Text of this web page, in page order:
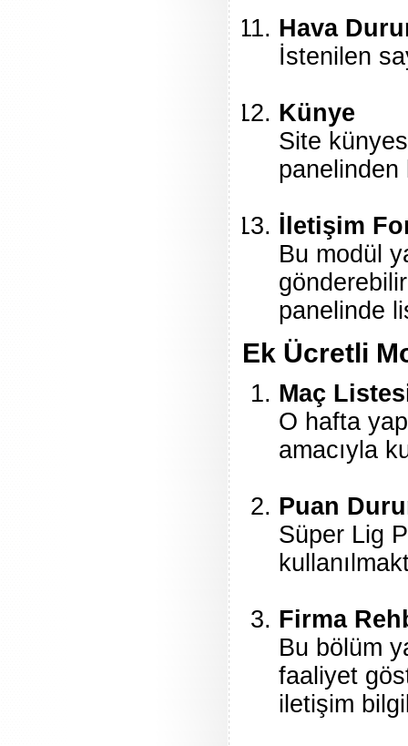
Hava
İstenilen
Künye
Site
İletişim
Bu modül
panelinde
Ek Ücretli
Maç
O hafta
amacıyla
Puan
Süper Lig
Firma
Bu bölüm
faaliyet
iletişim